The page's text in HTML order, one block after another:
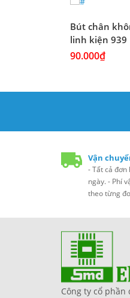
Bút chân
linh kiện 939
90.000₫
Vận
- Tất cả
ngày. - Phí
theo từng
Công ty cổ phần